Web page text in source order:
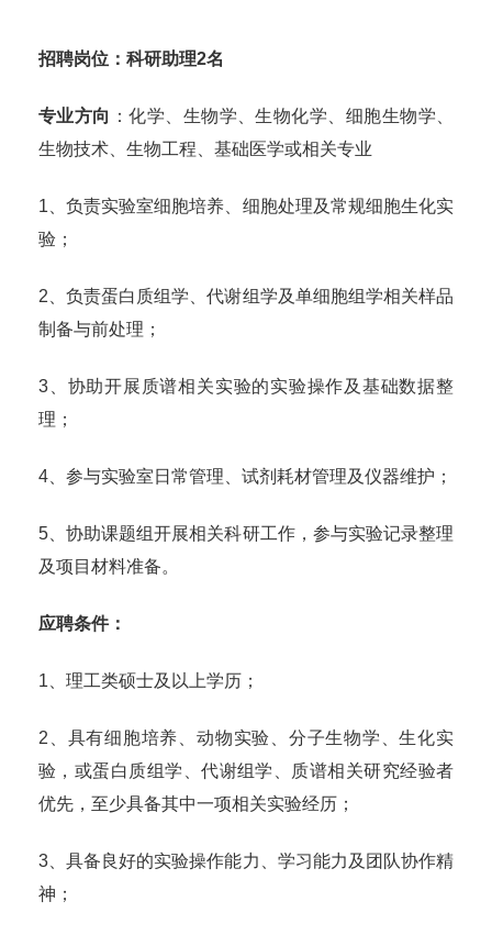
招聘岗位：科研助理2名
专业方向 ：化学、生物学、生物化学、细胞生物学、
生物技术、生物工程、基础医学或相关专业
1、负责实验室细胞培养、细胞处理及常规细胞生化实
验；
2、负责蛋白质组学、代谢组学及单细胞组学相关样品
制备与前处理；
3、协助开展质谱相关实验的实验操作及基础数据整
理；
4、参与实验室日常管理、试剂耗材管理及仪器维护；
5、协助课题组开展相关科研工作，参与实验记录整理
及项目材料准备。
应聘条件：
1、理工类硕士及以上学历；
2、具有细胞培养、动物实验、分子生物学、生化实
验，或蛋白质组学、代谢组学、质谱相关研究经验者
优先，至少具备其中一项相关实验经历；
3、具备良好的实验操作能力、学习能力及团队协作精
神；